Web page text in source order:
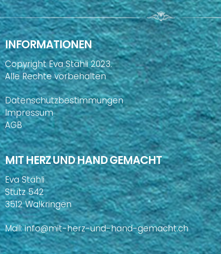
INFORMATIONEN
Copyright Eva Stähli 2023.
Alle Rechte vorbehalten
Datenschutzbestimmungen
Impressum
AGB
MIT HERZ UND HAND GEMACHT
Eva Stähli
Stutz 542
3512 Walkringen
Mail:info@mit-herz-und-hand-gemacht.ch